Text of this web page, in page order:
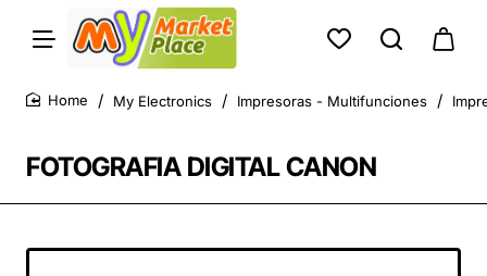
FOTOGRAFIA DIGITAL CANON
My Electronics Impresoras - Multifunciones